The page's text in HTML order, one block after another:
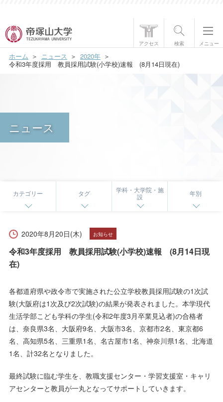
アクセス 検索 メニュー
帝塚山大学について
学部・大学院
研究・社会貢献
保護者の方へ 卒業生の方へ
English 資料請求 お問い合わせ
ホーム ニュース
2020年
令和3年度採用 教員採用試験(小学校)速報 (8月14日現在)
ニュース
カテゴリー タグ
学科・大学院・施
設
年別
2020年8月20日(木) お知らせ
令和3年度採用 教員採用試験(小学校)速報 (8月14日現
在)
各都道府県や政令市で実施された公立学校教員採用試験の1次試
験(大阪府は1次及び2次試験)の結果が発表されました。本学現代
生活学部こども学科の学生(令和2年度3月卒業見込者)の合格者
は、奈良県3名、大阪府9名、大阪市3名、京都市2名、東京都6
名、高知県5名、三重県1名、名古屋市1名、神奈川県1名、北海道
1名、計32名となりました。
最終試験に臨む学生を、教職支援センター・学習支援室・キャリ
アセンターと教員が一丸となってサポートしていきます。